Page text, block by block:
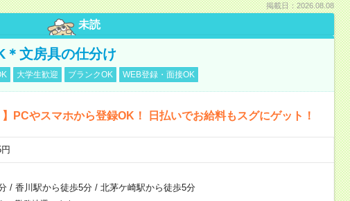
掲載日：2026.08.08
未読
＊文房具の仕分け
大学生歓迎 ブランクOK WEB登録・面接OK
】PCやスマホから登録OK！ 日払いでお給料もスグにゲット！
/ 香川駅から徒歩5分/ 北茅ケ崎駅から徒歩5分